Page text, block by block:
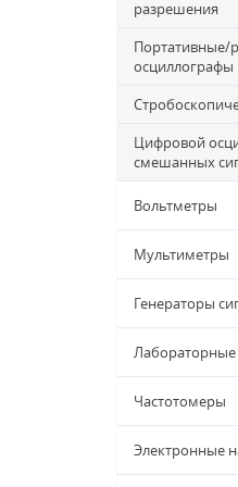
разрешения
Портативные/
осциллографы
Цифровой
смешанных
Вольтметры
Мультиметры
Генераторы
Лабораторные
Частотомеры
Электронные